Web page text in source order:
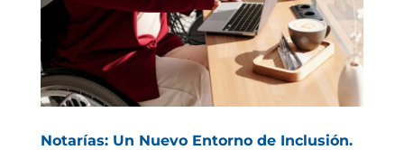
Notarías: Un Nuevo Entorno de Inclusión.